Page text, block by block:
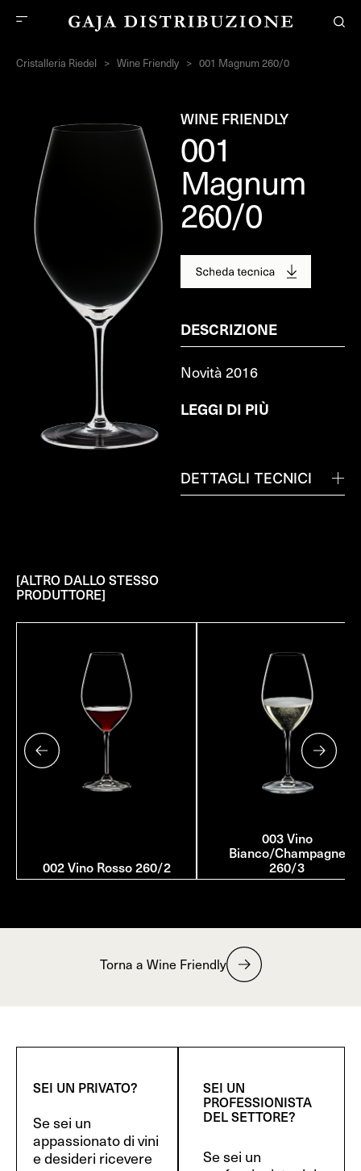
Cristalleria Riedel > Wine Friendly > 001 Magnum 260/0
WINE FRIENDLY
001
Magnum
260/0
DESCRIZIONE
Novità 2016
LEGGI DI PIÙ
DETTAGLI TECNICI
[ALTRO DALLO STESSO
PRODUTTORE]
002 Vino Rosso 260/2
003 Vino
Bianco/Champagne
260/3
Torna a Wine Friendly
SEI UN PRIVATO?
Se sei un
appassionato di vini
e desideri ricevere
SEI UN
PROFESSIONISTA
DEL SETTORE?
Se sei un